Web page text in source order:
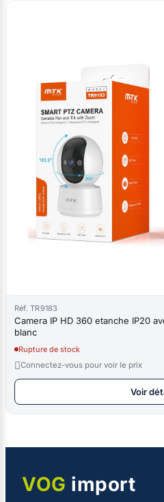
Réf. TR9183
Camera IP HD 360 etanche IP20
blanc
Rupture de stock
Connectez-vous pour voir le prix
Voir
VOG import